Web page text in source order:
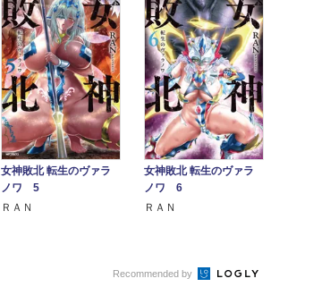
女神敗北 転生のヴァラ
ノワ 5
ＲＡＮ
女神敗北 転生のヴァラ
ノワ 6
ＲＡＮ
Recommended by